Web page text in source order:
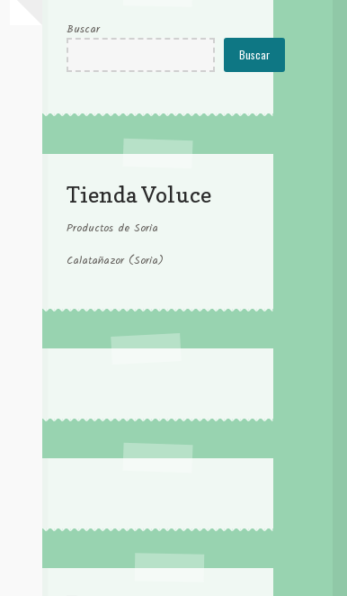
Buscar
Buscar
Tienda Voluce
Productos de Soria
Calatañazor (Soria)